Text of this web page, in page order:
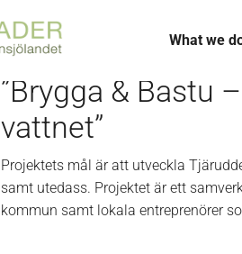
What we
”Brygga & Bastu
vattnet”
Projektets mål är att utveckla
samt utedass. Projektet är ett
kommun samt lokala entreprenörer